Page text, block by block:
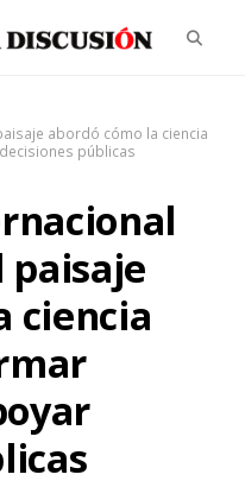
abordó cómo la ciencia
públicas
paisaje
ciencia